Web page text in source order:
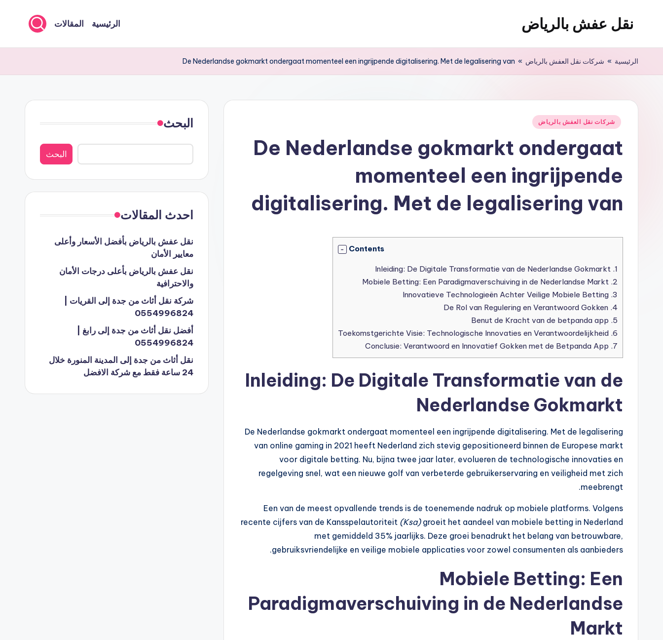
نقل عفش بالرياض
نقل
بالرياض
200
ريال
الرئيسية المقالات
الرئيسية » شركات نقل العفش بالرياض »
De Nederlandse gokmarkt ondergaat momenteel een ingrijpende digitalisering. Met de legalisering van
نُشرشركات نقل العفش بالرياض
De Nederlandse gokmarkt ondergaat
momenteel een ingrijpende
digitalisering. Met de legalisering van
Contents
1.
2.
3.
4.
5.
6.
7.
Inleiding: De Digitale Transformatie van de
Nederlandse Gokmarkt
De Nederlandse gokmarkt ondergaat momenteel een ingrijpende digitalisering. Met de legalisering
van online gaming in 2021 heeft Nederland zich stevig gepositioneerd binnen de Europese markt
voor digitale betting. Nu, bijna twee jaar later, evolueren de technologische innovaties en
regelgeving snel, wat een nieuwe golf van verbeterde gebruikerservaring en veiligheid met zich
meebrengt.
Een van de meest opvallende trends is de toenemende nadruk op mobiele platforms. Volgens
recente cijfers van de Kansspelautoriteit (Ksa)groeit het aandeel van mobiele betting in Nederland
met gemiddeld 35% jaarlijks. Deze groei benadrukt het belang van betrouwbare,
gebruiksvriendelijke en veilige mobiele applicaties voor zowel consumenten als aanbieders.
Mobiele Betting: Een
Paradigmaverschuiving in de Nederlandse
Markt
البحث
البحث
احدث المقالات
نقل عفش بالرياض بأفضل الأسعار وأعلى
معايير الأمان
نقل عفش بالرياض بأعلى درجات الأمان
والاحترافية
شركة نقل أثاث من جدة إلى القريات |
0554996824
أفضل نقل أثاث من جدة إلى رابغ |
0554996824
نقل أثاث من جدة إلى المدينة المنورة خلال
24 ساعة فقط مع شركة الافضل